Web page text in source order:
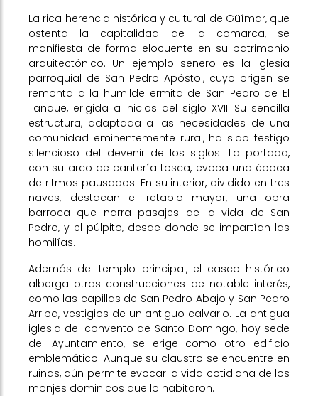
La rica herencia histórica y cultural de Güímar, que
ostenta la capitalidad de la comarca, se
manifiesta de forma elocuente en su patrimonio
arquitectónico. Un ejemplo señero es la iglesia
parroquial de San Pedro Apóstol, cuyo origen se
remonta a la humilde ermita de San Pedro de El
Tanque, erigida a inicios del siglo XVII. Su sencilla
estructura, adaptada a las necesidades de una
comunidad eminentemente rural, ha sido testigo
silencioso del devenir de los siglos. La portada,
con su arco de cantería tosca, evoca una época
de ritmos pausados. En su interior, dividido en tres
naves, destacan el retablo mayor, una obra
barroca que narra pasajes de la vida de San
Pedro, y el púlpito, desde donde se impartían las
homilías.
Además del templo principal, el casco histórico
alberga otras construcciones de notable interés,
como las capillas de San Pedro Abajo y San Pedro
Arriba, vestigios de un antiguo calvario. La antigua
iglesia del convento de Santo Domingo, hoy sede
del Ayuntamiento, se erige como otro edificio
emblemático. Aunque su claustro se encuentre en
ruinas, aún permite evocar la vida cotidiana de los
monjes dominicos que lo habitaron.